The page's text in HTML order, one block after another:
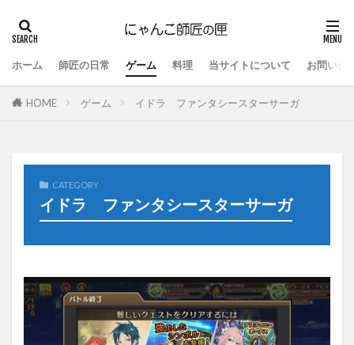
ホーム 師匠の日常 ゲーム 料理 当サイトについて お問い合
HOME ゲーム イドラ ファンタシースターサーガ
CATEGORY
イドラ ファンタシースターサーガ